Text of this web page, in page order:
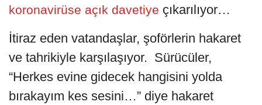
koronavirüse açık davetiye çıkarılıyor…
İtiraz eden vatandaşlar, şoförlerin hakaret
ve tahrikiyle karşılaşıyor. Sürücüler,
“Herkes evine gidecek hangisini yolda
bırakayım kes sesini…” diye hakaret